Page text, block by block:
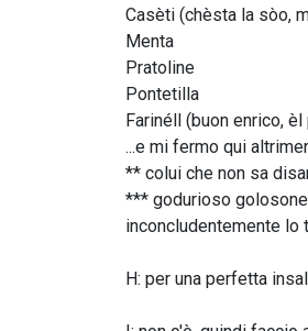
Casèti (chèsta la sòo,
Menta
Pratoline
Pontetilla
Farinéll (buon enrico,
...e mi fermo qui
** colui che non sa
*** godurioso
inconcludentemente lo
H: per una perfetta